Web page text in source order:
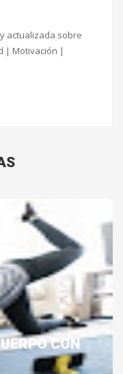
actualizada sobre
| Motivación |
CON